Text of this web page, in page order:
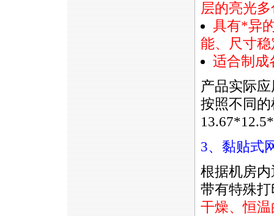
层的亮光
具有*异
能、尺寸
适合制成
产品实际
按照不同
3、黏贴式
根据机房
带有特殊
干燥、恒